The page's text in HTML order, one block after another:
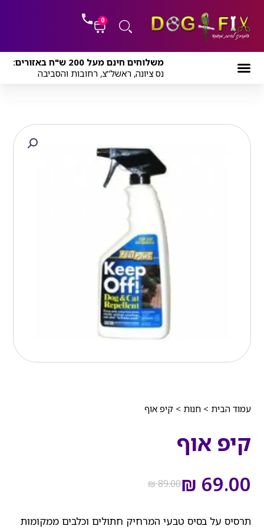
לתוכן
0
עגלת
קניות
משלוחים חינם מעל 200 ש"ח באזורים:
נס ציונה, ראשל"צ, רחובות והסביבה
עמוד הבית >חנות >קיפ אוף
קיפ אוף
₪89.00
היה:
₪ 69.00
הוא:
תרסיס על בסיס טבעי המרחיק חתולים וכלבים ממקומות